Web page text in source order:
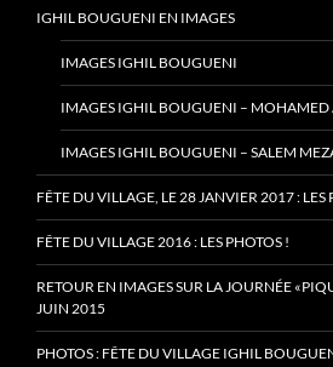
IGHIL BOUGUENI EN IMAGES
IMAGES IGHIL BOUGUENI
IMAGES IGHIL BOUGUENI – MOHAMED
IMAGES IGHIL BOUGUENI – SALEM
FÊTE DU VILLAGE, LE 28 JANVIER 2017 : LES
FÊTE DU VILLAGE 2016 : LES PHOTOS !
RETOUR EN IMAGES SUR LA JOURNÉE
JUIN 2015
PHOTOS : FÊTE DU VILLAGE IGHIL